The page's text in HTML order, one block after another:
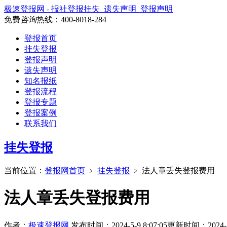
极速登报网 - 报社登报挂失_遗失声明_登报声明
免费咨询热线： 400-8018-284
登报首页
挂失登报
登报声明
遗失声明
知名报纸
登报流程
登报专题
登报案例
联系我们
挂失登报
当前位置： 登报网首页 ﹥ 挂失登报 ﹥ 法人章丢失登报费用
法人章丢失登报费用
作者： 极速登报网 发布时间：2024-5-9 8:07:05更新时间：